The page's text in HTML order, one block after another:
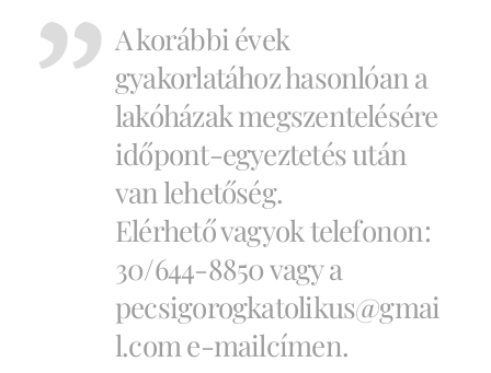
A korábbi évek
gyakorlatához hasonlóan a
lakóházak megszentelésére
időpont-egyeztetés után
van lehetőség.
Elérhető vagyok telefonon:
30/644-8850 vagy a
pecsigorogkatolikus@gmai
l.com e-mailcímen.